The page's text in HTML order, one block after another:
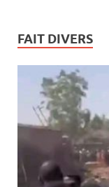
FAIT DIVERS